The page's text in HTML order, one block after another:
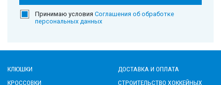
Принимаю условия Соглашения об обработке
персональных данных
КЛЮШКИ
КРОССОВКИ
ДОСТАВКА И ОПЛАТА
СТРОИТЕЛЬСТВО ХОККЕЙНЫХ